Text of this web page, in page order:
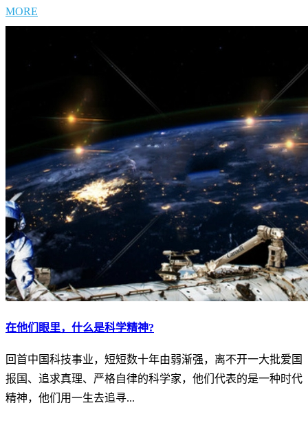
MORE
在他们眼里，什么是科学精神?
回首中国科技事业，短短数十年由弱渐强，离不开一大批爱国
报国、追求真理、严格自律的科学家，他们代表的是一种时代
精神，他们用一生去追寻...